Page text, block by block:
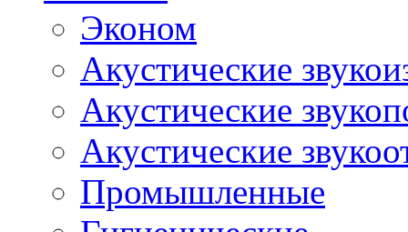
Эконом
Акустические
Акустические
Акустические
Промышленные